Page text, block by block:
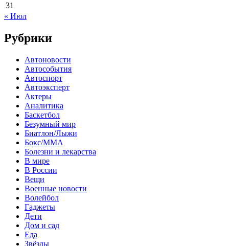
31
« Июл
Рубрики
Автоновости
Автособытия
Автоспорт
Автоэксперт
Актеры
Аналитика
Баскетбол
Безумный мир
Биатлон/Лыжи
Бокс/MMA
Болезни и лекарства
В мире
В России
Вещи
Военные новости
Волейбол
Гаджеты
Дети
Дом и сад
Еда
Звёзды